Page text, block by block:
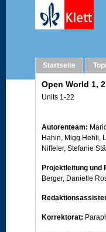
Startseite
Open World 1,
Units 1-22
Autorenteam:
Hahin, Migg Hehli,
Niffeler, Stefanie
Projektleitung und
Berger, Danielle
Korrektorat: